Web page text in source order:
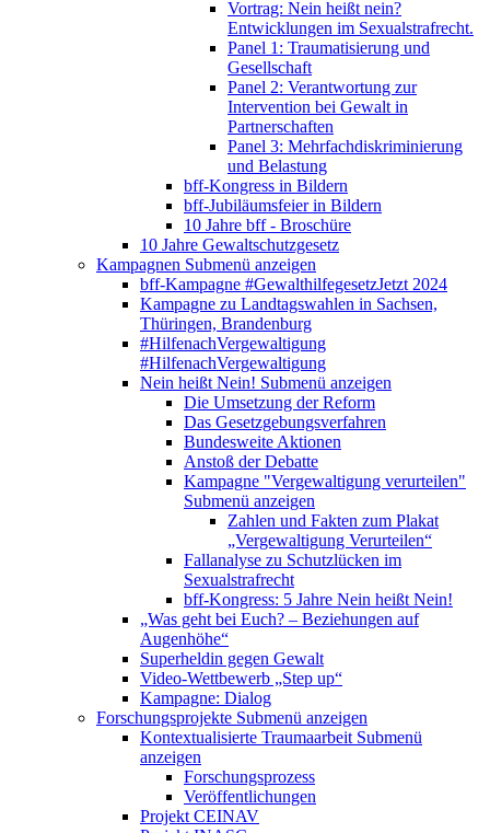
Vortrag: Nein heißt nein?
Entwicklungen im Sexualstrafrecht.
Panel 1: Traumatisierung und
Gesellschaft
Panel 2: Verantwortung zur
Intervention bei Gewalt in
Partnerschaften
Panel 3: Mehrfachdiskriminierung
und Belastung
bff-Kongress in Bildern
bff-Jubiläumsfeier in Bildern
10 Jahre bff - Broschüre
10 Jahre Gewaltschutzgesetz
Kampagnen Submenü anzeigen
bff-Kampagne #GewalthilfegesetzJetzt 2024
Kampagne zu Landtagswahlen in Sachsen,
Thüringen, Brandenburg
#HilfenachVergewaltigung
#HilfenachVergewaltigung
Nein heißt Nein! Submenü anzeigen
Die Umsetzung der Reform
Das Gesetzgebungsverfahren
Bundesweite Aktionen
Anstoß der Debatte
Kampagne "Vergewaltigung verurteilen"
Submenü anzeigen
Zahlen und Fakten zum Plakat
„Vergewaltigung Verurteilen“
Fallanalyse zu Schutzlücken im
Sexualstrafrecht
bff-Kongress: 5 Jahre Nein heißt Nein!
„Was geht bei Euch? – Beziehungen auf
Augenhöhe“
Superheldin gegen Gewalt
Video-Wettbewerb „Step up“
Kampagne: Dialog
Forschungsprojekte Submenü anzeigen
Kontextualisierte Traumaarbeit Submenü
anzeigen
Forschungsprozess
Veröffentlichungen
Projekt CEINAV